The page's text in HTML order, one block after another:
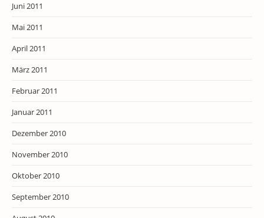
Juni 2011
Mai 2011
April 2011
März 2011
Februar 2011
Januar 2011
Dezember 2010
November 2010
Oktober 2010
September 2010